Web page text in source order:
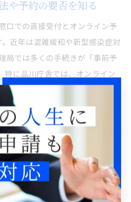
や予約の要否を知る
口での直接受付とオンライン予
近年は混雑緩和や新型感染症対
局では多くの手続きが「事前予
特に品川庁舎では、オンライン
るケースが増えており、予約な
こともあるため要注意です。
理局の公式サイトから行え、希
力して完了します。予約後は、
ルを必ず保存し、当日は必要書
う。混雑する時期や新しい制度
早期に埋まることもあるため、